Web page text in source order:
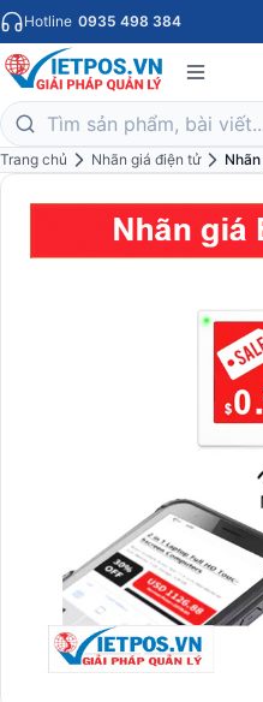
Hotline 0935 498 384
Trang chủ Nhãn giá điện tử